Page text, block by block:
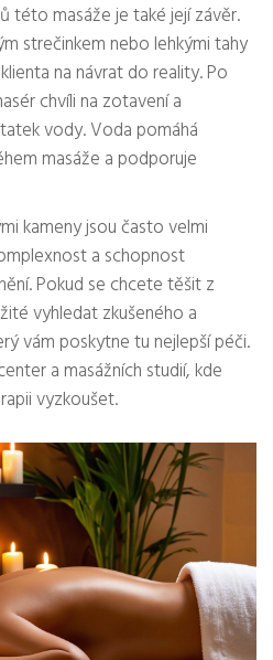
této masáže je také její závěr.
strečinkem nebo lehkými tahy
na návrat do reality. Po
chvíli na zotavení a
vody. Voda pomáhá
masáže a podporuje
kameny jsou často velmi
a schopnost
Pokud se chcete těšit z
vyhledat zkušeného a
vám poskytne tu nejlepší péči.
a masážních studií, kde
vyzkoušet.